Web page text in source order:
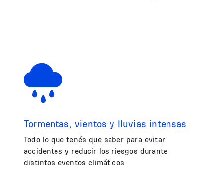
Tormentas, vientos y lluvias intensas
Todo lo que tenés que saber para evitar
accidentes y reducir los riesgos durante
distintos eventos climáticos.